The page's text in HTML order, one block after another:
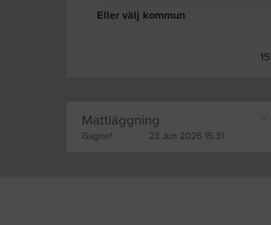
Eller välj kommun
Mattläggning
Gagnef 23 Jun 2026 15:31